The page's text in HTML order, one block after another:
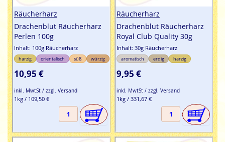
Räucherharz
Drachenblut Räucherharz
Perlen 100g
Inhalt: 100g Räucherharz
harzig orientalisch süß würzig
10,95 €
inkl. MwtSt / zzgl. Versand
1kg / 109,50 €
Räucherharz
Drachenblut Räucherharz
Royal Club Quality 30g
Inhalt: 30g Räucherharz
aromatisch erdig harzig
9,95 €
inkl. MwtSt / zzgl. Versand
1kg / 331,67 €